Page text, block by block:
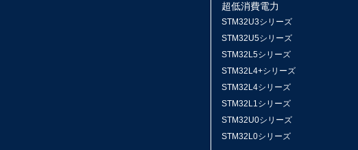
超低消費電力
STM32U3シリーズ
STM32U5シリーズ
STM32L5シリーズ
STM32L4+シリーズ
STM32L4シリーズ
STM32L1シリーズ
STM32U0シリーズ
STM32L0シリーズ